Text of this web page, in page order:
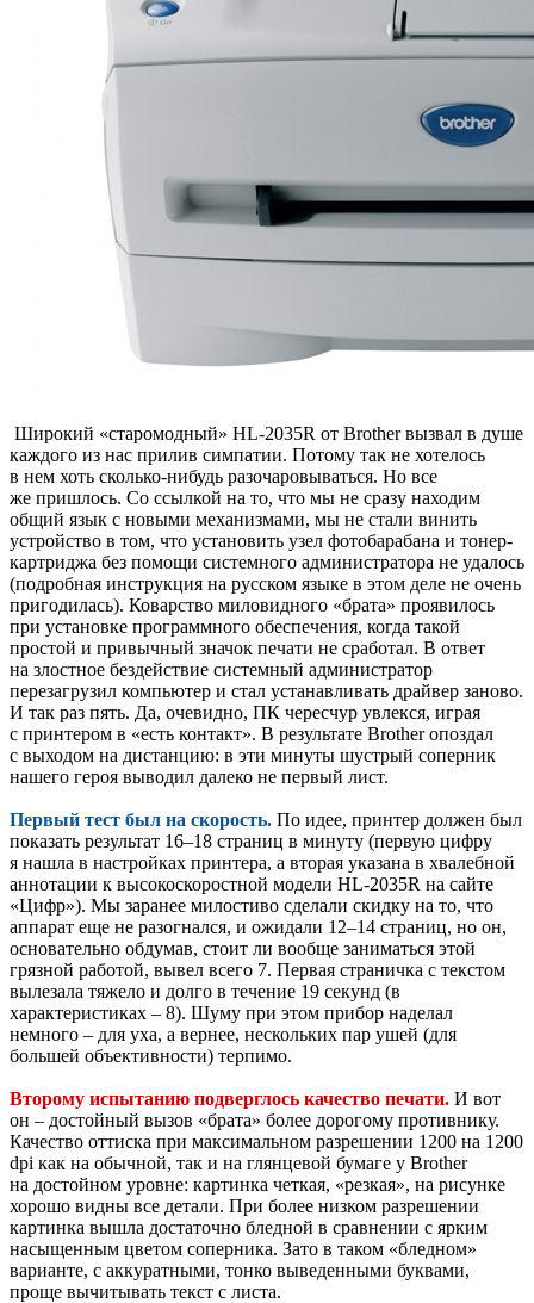
Широкий «старомодный» HL-2035R от Brother вызвал в душе
каждого из нас прилив симпатии. Потому так не хотелось
в нем хоть сколько-нибудь разочаровываться. Но все
же пришлось. Со ссылкой на то, что мы не сразу находим
общий язык с новыми механизмами, мы не стали винить
устройство в том, что установить узел фотобарабана и тонер-
картриджа без помощи системного администратора не удалось
(подробная инструкция на русском языке в этом деле не очень
пригодилась). Коварство миловидного «брата» проявилось
при установке программного обеспечения, когда такой
простой и привычный значок печати не сработал. В ответ
на злостное бездействие системный администратор
перезагрузил компьютер и стал устанавливать драйвер заново.
И так раз пять. Да, очевидно, ПК чересчур увлекся, играя
с принтером в «есть контакт». В результате Brother опоздал
с выходом на дистанцию: в эти минуты шустрый соперник
нашего героя выводил далеко не первый лист.
Первый тест был на скорость. По идее, принтер должен был
показать результат 16–18 страниц в минуту (первую цифру
я нашла в настройках принтера, а вторая указана в хвалебной
аннотации к высокоскоростной модели HL-2035R на сайте
«Цифр»). Мы заранее милостиво сделали скидку на то, что
аппарат еще не разогнался, и ожидали 12–14 страниц, но он,
основательно обдумав, стоит ли вообще заниматься этой
грязной работой, вывел всего 7. Первая страничка с текстом
вылезала тяжело и долго в течение 19 секунд (в
характеристиках – 8). Шуму при этом прибор наделал
немного – для уха, а вернее, нескольких пар ушей (для
большей объективности) терпимо.
Второму испытанию подверглось качество печати. И вот
он – достойный вызов «брата» более дорогому противнику.
Качество оттиска при максимальном разрешении 1200 на 1200
dpi как на обычной, так и на глянцевой бумаге у Brother
на достойном уровне: картинка четкая, «резкая», на рисунке
хорошо видны все детали. При более низком разрешении
картинка вышла достаточно бледной в сравнении с ярким
насыщенным цветом соперника. Зато в таком «бледном»
варианте, с аккуратными, тонко выведенными буквами,
проще вычитывать текст с листа.